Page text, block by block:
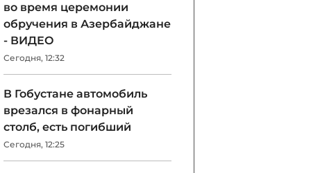
во время церемонии
обручения в Азербайджане
- ВИДЕО
Сегодня, 12:32
В Гобустане автомобиль
врезался в фонарный
столб, есть погибший
Сегодня, 12:25